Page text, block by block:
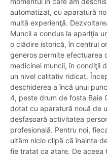
automatizat, cu aparatură
multă experienţă.
Muncii a condus la apariţia
o clădire istorică, în centrul
generos permite efectuarea
medicinei muncii, în condiţii
un nivel calitativ ridicat.
deschiderea a încă unui
4, peste drum de fosta Baie
dotat cu aparatură nouă de
desfasoară activitatea
profesională. Pentru noi,
uităm nicio clipă că înainte
fie tratat ca atare. De aceea